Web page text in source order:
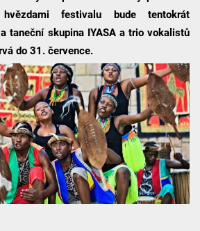
festivalu bude tentokrát
taneční skupina IYASA a trio vokalistů
do 31. července.